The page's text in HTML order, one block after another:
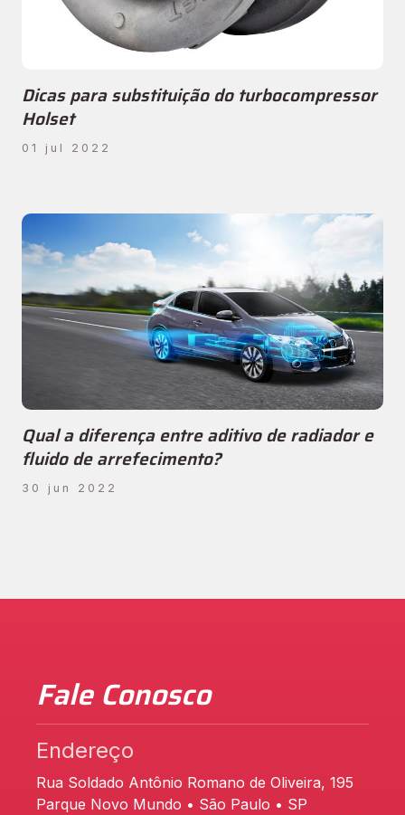
Dicas para substituição do turbocompressor
Holset
01 jul 2022
Qual a diferença entre aditivo de radiador e
fluido de arrefecimento?
30 jun 2022
Fale Conosco
Endereço
Rua Soldado Antônio Romano de Oliveira, 195
Parque Novo Mundo • São Paulo • SP